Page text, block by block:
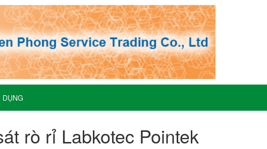
DỤNG
rò rỉ Labkotec Pointek